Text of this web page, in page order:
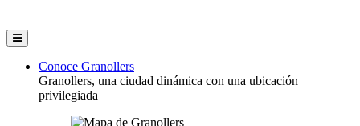
Conoce Granollers
Granollers, una ciudad dinámica con una ubicación
privilegiada